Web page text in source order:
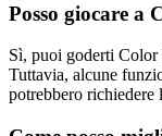
Posso giocare a
Sì, puoi goderti Color
Tuttavia, alcune
potrebbero richiedere